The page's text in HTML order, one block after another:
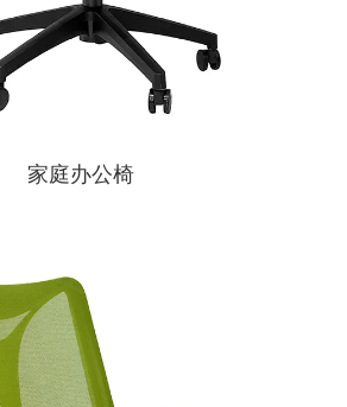
家庭办公椅